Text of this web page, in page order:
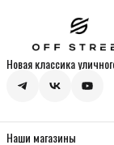
Новая классика
Наши магазины